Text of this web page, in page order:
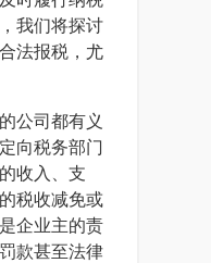
我们将探讨
法报税，尤
公司都有义
向税务部门
收入、支
税收减免或
企业主的责
款甚至法律